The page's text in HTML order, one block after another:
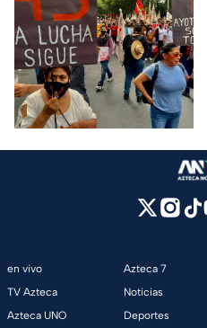
en vivo
TV Azteca
Azteca UNO
Azteca 7
Noticias
Deportes